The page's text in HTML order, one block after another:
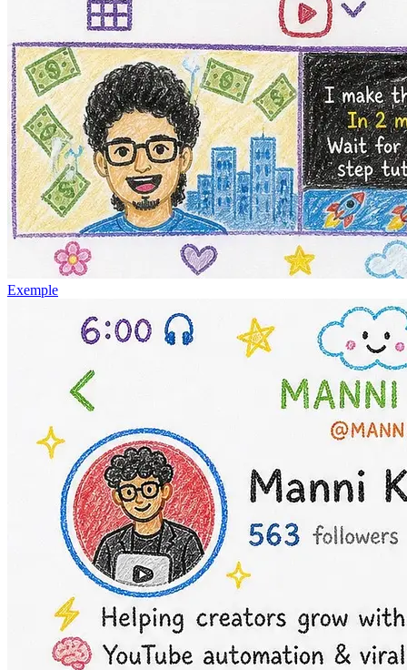
Exemple